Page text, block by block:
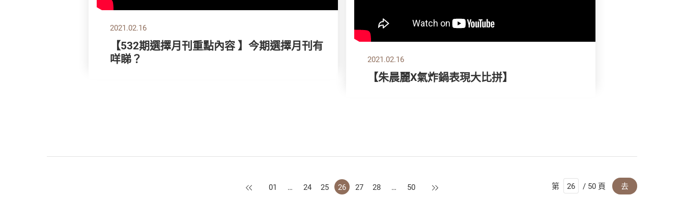
2021.02.16
【532期選擇月刊重點內容 】今期選擇月刊有
咩睇？
2021.02.16
【朱晨麗X氣炸鍋表現大比拼】
上一頁
01 … 24 25 26 27 28 … 50 下一頁 第 / 50 頁 去